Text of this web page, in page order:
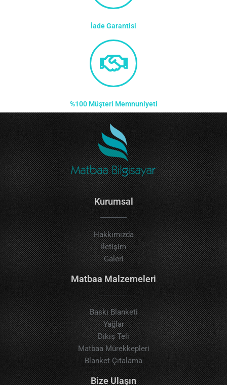
İade Garantisi
%100 Müşteri Memnuniyeti
Kurumsal
Hakkımızda
İletişim
Galeri
Matbaa Malzemeleri
Baskı Blanketi
Yağlar
Dikiş Teli
Matbaa Mürekkepleri
Blanket Çıtalama
Bize Ulaşın